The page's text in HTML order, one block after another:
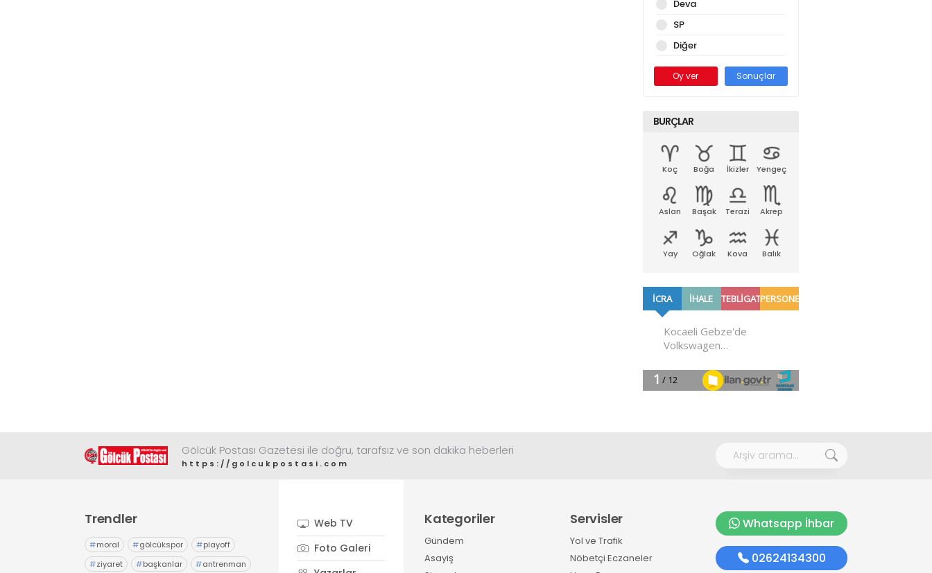
Deva
SP
Diğer
Oy ver Sonuçlar
BURÇLAR
Koç Boğa İkizler Yengeç
Aslan Başak Terazi Akrep
Yay Oğlak Kova Balık
Gölcük Postası Gazetesi ile doğru, tarafsız ve son dakika heberleri
https://golcukpostasi.com
Trendler
#moral #gölcükspor #playoff
#ziyaret #başkanlar #antrenman
Web TV
Foto Galeri
Kategoriler
Gündem
Asayiş
Servisler
Yol ve Trafik
Nöbetçi Eczaneler
Whatsapp İhbar
02624134300